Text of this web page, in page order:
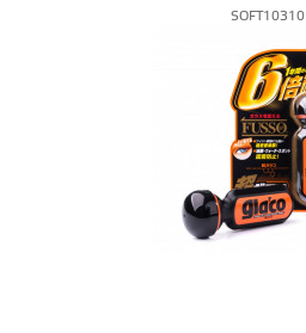
SOFT10310